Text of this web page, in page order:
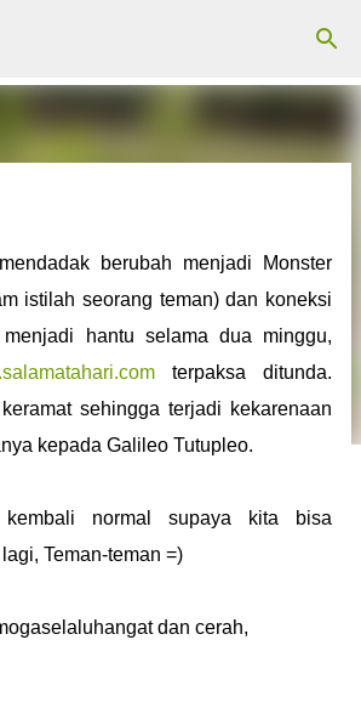
berubah menjadi Monster
istilah seorang teman) dan koneksi
hantu selama dua minggu,
terpaksa ditunda.
sehingga terjadi kekarenaan
kepada Galileo Tutupleo.
kembali normal supaya kita bisa
Teman-teman =)
dan cerah,